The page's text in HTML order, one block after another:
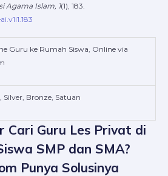
Agama Islam, 1(1), 183.
Guru ke Rumah Siswa, Online via
Silver, Bronze, Satuan
Cari Guru Les Privat di
SMP dan SMA?
Punya Solusinya